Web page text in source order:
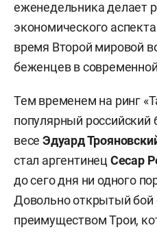
еженедельника делает
экономического
время Второй мировой
беженцев в
Тем временем на ринг
популярный российский
весе Эдуард
стал аргентинец Сесар
до сего дня ни одного
Довольно открытый
преимуществом Трои,